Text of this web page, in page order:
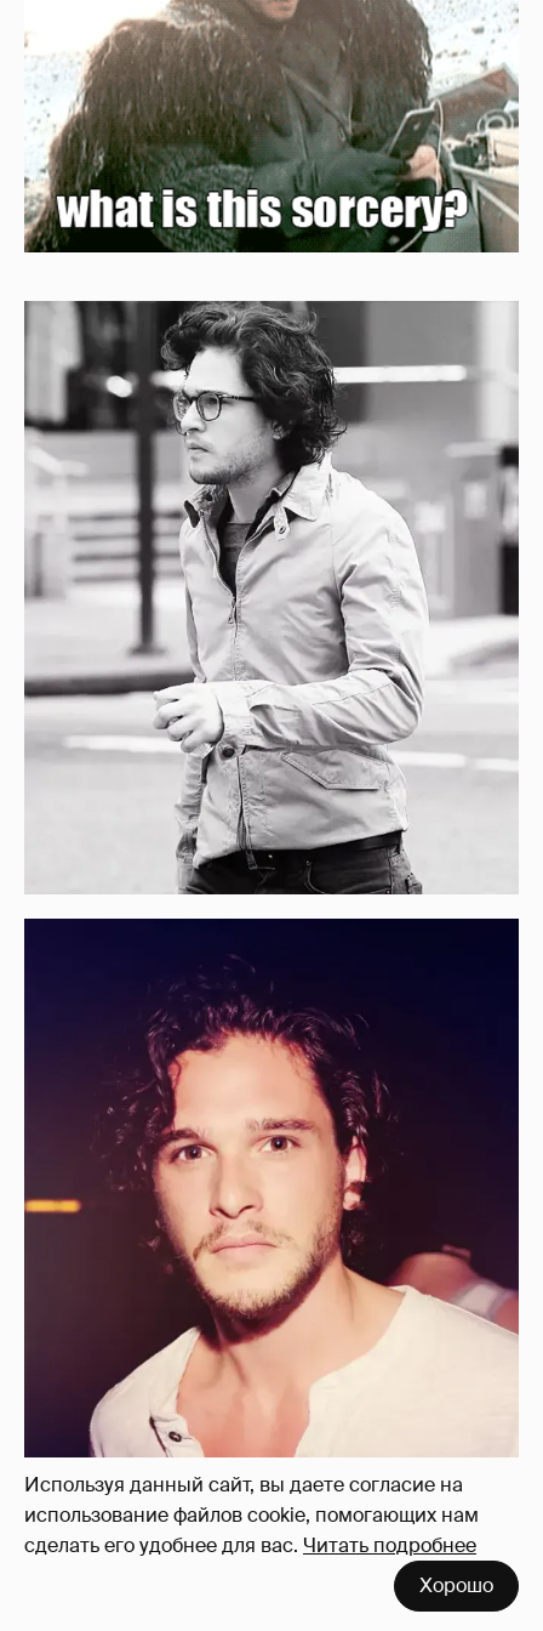
Используя данный сайт, вы даете согласие на
использование файлов cookie, помогающих нам
сделать его удобнее для вас. Читать подробнее
Хорошо